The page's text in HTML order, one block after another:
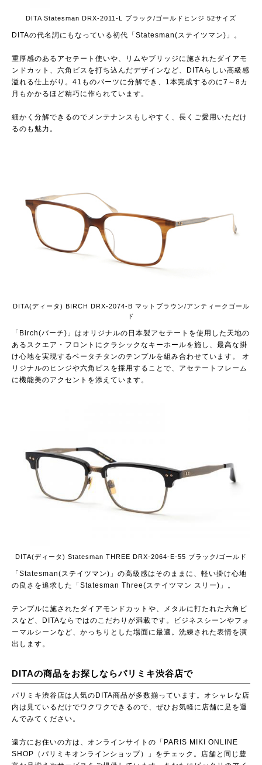
DITA Statesman DRX-2011-L ブラック/ゴールドヒンジ 52サイズ
DITAの代名詞にもなっている初代「Statesman(ステイツマン)」。
重厚感のあるアセテート使いや、リムやブリッジに施されたダイアモ
ンドカット、六角ビスを打ち込んだデザインなど、DITAらしい高級感
溢れる仕上がり。41ものパーツに分解でき、1本完成するのに7～8カ
月もかかるほど精巧に作られています。
細かく分解できるのでメンテナンスもしやすく、長くご愛用いただけ
るのも魅力。
DITA(ディータ) BIRCH DRX-2074-B マットブラウン/アンティークゴール
ド
「Birch(バーチ)」はオリジナルの日本製アセテートを使用した天地の
あるスクエア・フロントにクラシックなキーホールを施し、最高な掛
け心地を実現するベータチタンのテンプルを組み合わせています。 オ
リジナルのヒンジや六角ビスを採用することで、アセテートフレーム
に機能美のアクセントを添えています。
DITA(ディータ) Statesman THREE DRX-2064-E-55 ブラック/ゴールド
「Statesman(ステイツマン)」の高級感はそのままに、軽い掛け心地
の良さを追求した「Statesman Three(ステイツマン スリー)」。
テンプルに施されたダイアモンドカットや、メタルに打たれた六角ビ
スなど、DITAならではのこだわりが満載です。ビジネスシーンやフォ
ーマルシーンなど、かっちりとした場面に最適。洗練された表情を演
出します。
DITAの商品をお探しならパリミキ渋谷店で
パリミキ渋谷店は人気のDITA商品が多数揃っています。オシャレな店
内は見ているだけでワクワクできるので、ぜひお気軽に店舗に足を運
んでみてください。
遠方にお住いの方は、オンラインサイトの 「PARIS MIKI ONLINE
SHOP（パリミキオンラインショップ）」 をチェック。店舗と同じ豊